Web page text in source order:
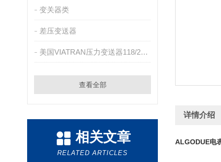
变关器类
差压变送器
美国VIATRAN压力变送器118/218/318
查看全部
相关文章
RELATED ARTICLES
详情介绍
ALGODUE电